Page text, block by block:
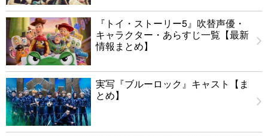
『トイ・ストーリー5』吹替声優・
キャラクター・あらすじ一覧【最新
情報まとめ】
実写『ブルーロック』キャスト【ま
とめ】